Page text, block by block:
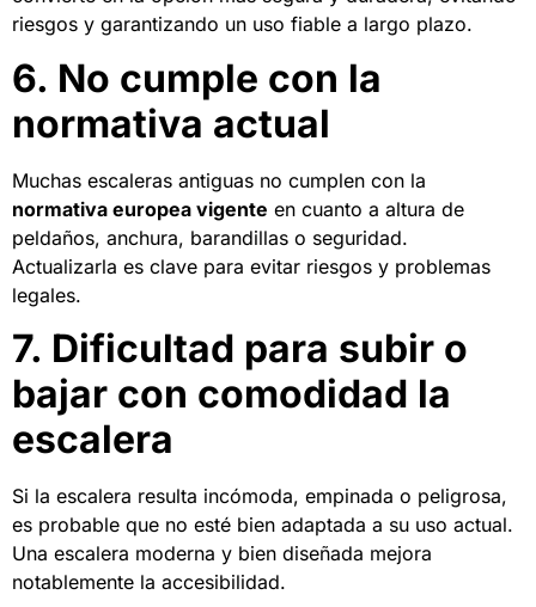
riesgos y garantizando un uso fiable a largo plazo.
6. No cumple con la
normativa actual
Muchas escaleras antiguas no cumplen con la
normativa europea vigente en cuanto a altura de
peldaños, anchura, barandillas o seguridad.
Actualizarla es clave para evitar riesgos y problemas
legales.
7. Dificultad para subir o
bajar con comodidad la
escalera
Si la escalera resulta incómoda, empinada o peligrosa,
es probable que no esté bien adaptada a su uso actual.
Una escalera moderna y bien diseñada mejora
notablemente la accesibilidad.